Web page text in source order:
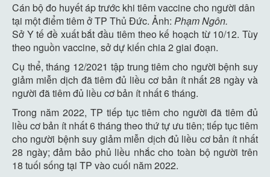
Cán bộ đo huyết áp trước khi tiêm vaccine cho người dân
tại một điểm tiêm ở TP Thủ Đức. Ảnh: Phạm Ngôn.
Sở Y tế đề xuất bắt đầu tiêm theo kế hoạch từ 10/12. Tùy
theo nguồn vaccine, sở dự kiến chia 2 giai đoạn.
Cụ thể, tháng 12/2021 tập trung tiêm cho người bệnh suy
giảm miễn dịch đã tiêm đủ liều cơ bản ít nhất 28 ngày và
người đã tiêm đủ liều cơ bản ít nhất 6 tháng.
Trong năm 2022, TP tiếp tục tiêm cho người đã tiêm đủ
liều cơ bản ít nhất 6 tháng theo thứ tự ưu tiên; tiếp tục tiêm
cho người bệnh suy giảm miễn dịch đủ liều cơ bản ít nhất
28 ngày; đảm bảo phủ liều nhắc cho toàn bộ người trên
18 tuối sống tại TP vào cuối năm 2022.